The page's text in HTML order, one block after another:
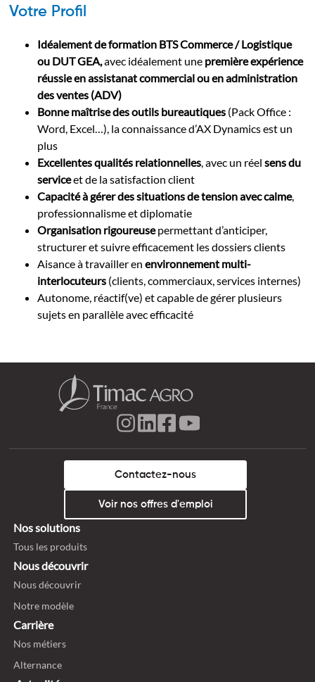
Votre Profil
Idéalement de formation BTS Commerce / Logistique
ou DUT GEA,avec idéalement une première expérience
réussie en assistanat commercialou en administration
des ventes (ADV)
Bonne maîtrise des outils bureautiques (Pack Office :
Word, Excel…), la connaissance d’AX Dynamics est un
plus
Excellentes qualités relationnelles, avec un réel sens du
serviceet de la satisfaction client
Capacité à gérer des situations de tension avec calme,
professionnalisme et diplomatie
Organisation rigoureusepermettant d’anticiper,
structurer et suivre efficacement les dossiers clients
Aisance à travailler enenvironnement multi-
interlocuteurs (clients, commerciaux, services internes)
Autonome, réactif(ve) et capable de gérer plusieurs
sujets en parallèle avec efficacité
Nos solutions
Tous les produits
Nous découvrir
Nous découvrir
Notre modèle
Carrière
Nos métiers
Alternance
Contactez-nous
Voir nos offres d'emploi